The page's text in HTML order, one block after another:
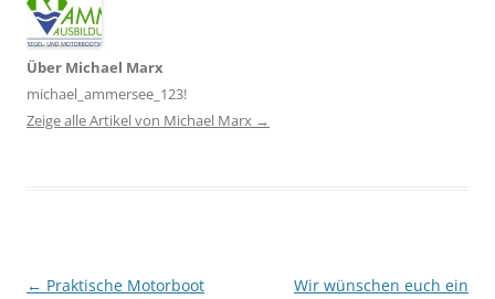
Über Michael Marx
michael_ammersee_123!
Zeige alle Artikel von Michael Marx →
Artikel-Navigation
← Praktische Motorboot
Wir wünschen euch ein